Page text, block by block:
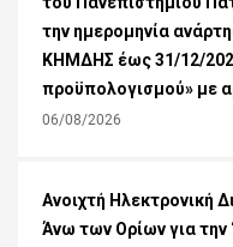
την ημερομηνία
ΚΗΜΔΗΣ έως 31/12/
προϋπολογισμού» με
06/08/2026
Ανοιχτή Ηλεκτρονική
Άνω των Ορίων για